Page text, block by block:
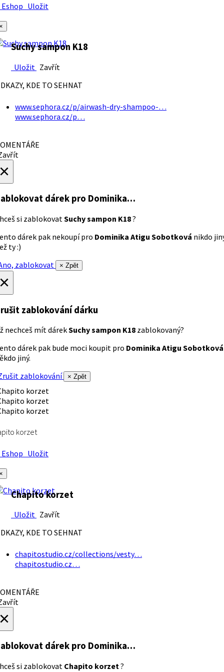
Uložit
Suchy sampon K18
Uložit Zavřít
KDE TO SEHNAT
www.sephora.cz/p/airwash-dry-shampoo-…
www.sephora.cz/p…
dárek pro Dominika…
si zablokovatSuchy sampon K18?
dárek pak nekoupí pro Dominika Atigu Sobotková nikdo
ty :)
zablokovat
× Zpět
zablokování dárku
nechceš mít dárekSuchy sampon K18 zablokovaný?
dárek pak bude moci koupit pro Dominika Atigu Sobotková
jiný.
zablokování
× Zpět
korzet
Uložit
Chapito korzet
Uložit Zavřít
KDE TO SEHNAT
chapitostudio.cz/collections/vesty…
chapitostudio.cz…
dárek pro Dominika…
si zablokovat Chapito korzet?